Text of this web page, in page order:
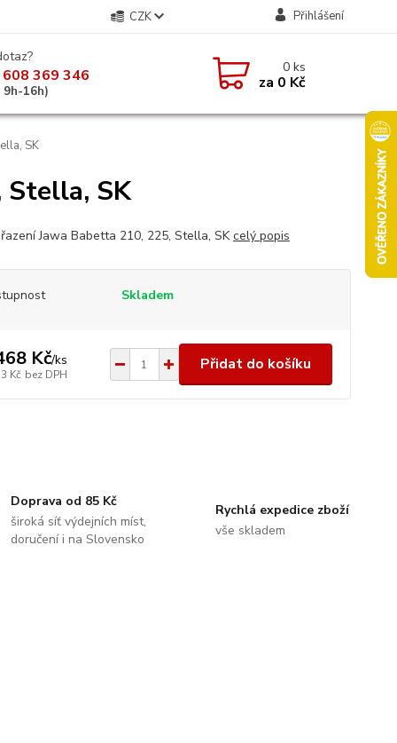
CZK Přihlášení
369 346
9h-16h)
0ks
za 0 Kč
SK
Stella, SK
Jawa Babetta 210, 225, Stella, SKcelý popis
Skladem
Kč/ks
Kč bez DPH
Přidat do košíku
Doprava od 85 Kč
široká síť výdejních míst,
doručení i na Slovensko
Rychlá expedice zboží
vše skladem